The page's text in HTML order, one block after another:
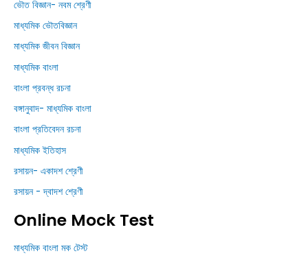
ভৌত বিজ্ঞান- নবম শ্রেণী
মাধ্যমিক ভৌতবিজ্ঞান
মাধ্যমিক জীবন বিজ্ঞান
মাধ্যমিক বাংলা
বাংলা প্রবন্ধ রচনা
বঙ্গানুবাদ- মাধ্যমিক বাংলা
বাংলা প্রতিবেদন রচনা
মাধ্যমিক ইতিহাস
রসায়ন- একাদশ শ্রেণী
রসায়ন - দ্বাদশ শ্রেণী
Online Mock Test
মাধ্যমিক বাংলা মক টেস্ট